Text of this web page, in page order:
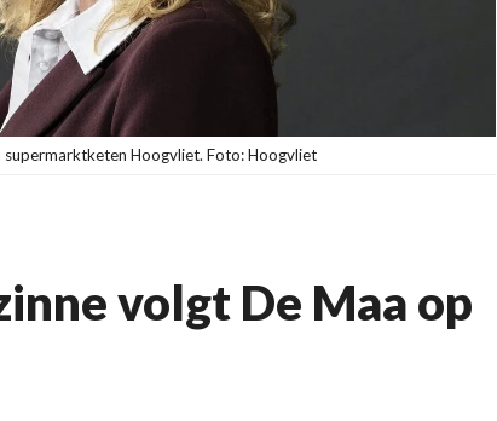
Hoogvliet. Foto: Hoogvliet
volgt De Maa op